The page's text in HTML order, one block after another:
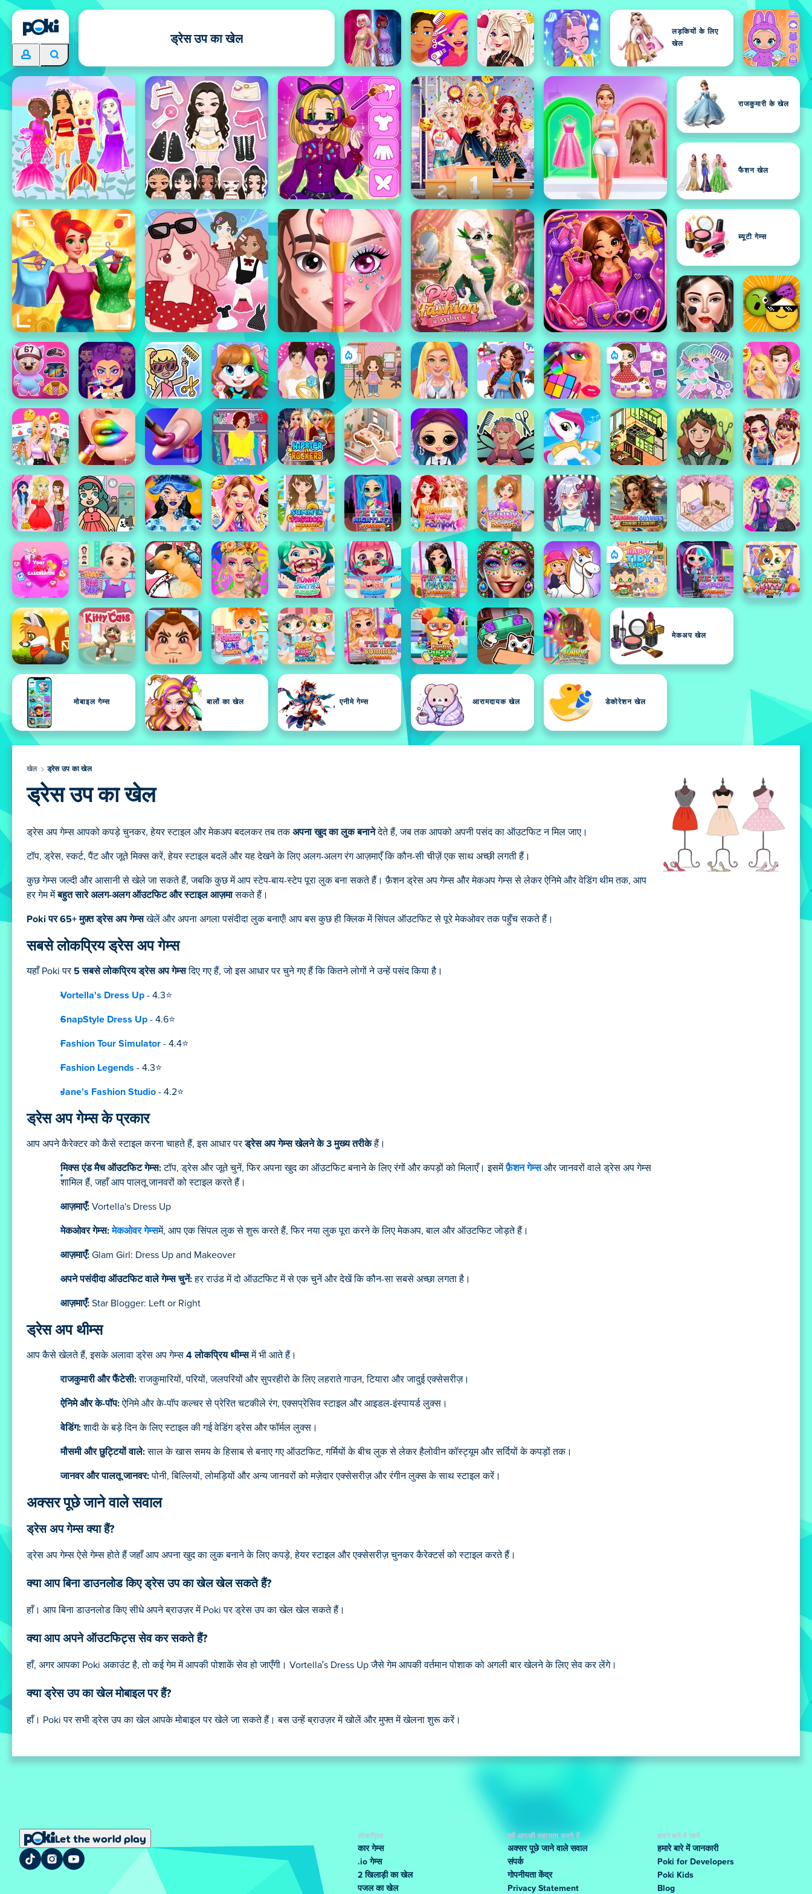
ड्रेस उप का खेल
लड़कियों के लिए
खेल
राजकुमारी के खेल
फैशन खेल
ब्यूटी गेम्स
मेकअप खेल
मोबाइल गेम्स बालों का खेल एनीमे गेम्स आरामदायक खेल डेकोरेशन खेल
खेल ड्रेस उप का खेल
ड्रेस उप का खेल
ड्रेस अप गेम्स आपको कपड़े चुनकर, हेयर स्टाइल और मेकअप बदलकर तब तकअपना खुद का लुक बनानेदेते हैं, जब तक आपको अपनी पसंद का ऑउटफिट न मिल जाए।
टॉप, ड्रेस, स्कर्ट, पैंट और जूते मिक्स करें, हेयर स्टाइल बदलें और यह देखने के लिए अलग-अलग रंग आज़माएँ कि कौन-सी चीज़ें एक साथ अच्छी लगती हैं।
कुछ गेम्स जल्दी और आसानी से खेले जा सकते हैं, जबकि कुछ में आप स्टेप-बाय-स्टेप पूरा लुक बना सकते हैं। फ़ैशन ड्रेस अप गेम्स और मेकअप गेम्स से लेकर ऐनिमे और वेडिंग थीम तक, आप
हर गेम मेंबहुत सारे अलग-अलग ऑउटफिट और स्टाइल आज़मासकते हैं।
Poki पर 65+ मुफ़्त ड्रेस अप गेम्सखेलें और अपना अगला पसंदीदा लुक बनाएँ! आप बस कुछ ही क्लिक में सिंपल ऑउटफिट से पूरे मेकओवर तक पहुँच सकते हैं।
सबसे लोकप्रिय ड्रेस अप गेम्स
यहाँ Poki पर 5 सबसे लोकप्रिय ड्रेस अप गेम्सदिए गए हैं, जो इस आधार पर चुने गए हैं कि कितने लोगों ने उन्हें पसंद किया है।
Vortella's Dress Up - 4.3⭐
SnapStyle Dress Up - 4.6⭐
Fashion Tour Simulator - 4.4⭐
Fashion Legends - 4.3⭐
Jane's Fashion Studio - 4.2⭐
ड्रेस अप गेम्स के प्रकार
आप अपने कैरेक्टर को कैसे स्टाइल करना चाहते हैं, इस आधार परड्रेस अप गेम्स खेलने के 3 मुख्य तरीकेहैं।
मिक्स एंड मैच ऑउटफिट गेम्स:टॉप, ड्रेस और जूते चुनें, फिर अपना खुद का ऑउटफिट बनाने के लिए रंगों और कपड़ों को मिलाएँ। इसमेंफ़ैशन गेम्सऔर जानवरों वाले ड्रेस अप गेम्स
शामिल हैं, जहाँ आप पालतू जानवरों को स्टाइल करते हैं।
आज़माएँ: Vortella's Dress Up
मेकओवर गेम्स: मेकओवर गेम्समें, आप एक सिंपल लुक से शुरू करते हैं, फिर नया लुक पूरा करने के लिए मेकअप, बाल और ऑउटफिट जोड़ते हैं।
आज़माएँ: Glam Girl: Dress Up and Makeover
अपने पसंदीदा ऑउटफिट वाले गेम्स चुनें:हर राउंड में दो ऑउटफिट में से एक चुनें और देखें कि कौन-सा सबसे अच्छा लगता है।
आज़माएँ: Star Blogger: Left or Right
ड्रेस अप थीम्स
आप कैसे खेलते हैं, इसके अलावा ड्रेस अप गेम्स 4 लोकप्रिय थीम्समें भी आते हैं।
राजकुमारी और फैंटेसी:राजकुमारियों, परियों, जलपरियों और सुपरहीरो के लिए लहराते गाउन, टियारा और जादुई एक्सेसरीज़।
ऐनिमे और के-पॉप:ऐनिमे और के-पॉप कल्चर से प्रेरित चटकीले रंग, एक्सप्रेसिव स्टाइल और आइडल-इंस्पायर्ड लुक्स।
वेडिंग:शादी के बड़े दिन के लिए स्टाइल की गई वेडिंग ड्रेस और फॉर्मल लुक्स।
मौसमी और छुट्टियों वाले:साल के खास समय के हिसाब से बनाए गए ऑउटफिट, गर्मियों के बीच लुक से लेकर हैलोवीन कॉस्ट्यूम और सर्दियों के कपड़ों तक।
जानवर और पालतू जानवर:पोनी, बिल्लियों, लोमड़ियों और अन्य जानवरों को मज़ेदार एक्सेसरीज़ और रंगीन लुक्स के साथ स्टाइल करें।
अक्सर पूछे जाने वाले सवाल
ड्रेस अप गेम्स क्या हैं?
ड्रेस अप गेम्स ऐसे गेम्स होते हैं जहाँ आप अपना खुद का लुक बनाने के लिए कपड़े, हेयर स्टाइल और एक्सेसरीज़ चुनकर कैरेक्टर्स को स्टाइल करते हैं।
क्या आप बिना डाउनलोड किए ड्रेस उप का खेल खेल सकते हैं?
हाँ। आप बिना डाउनलोड किए सीधे अपने ब्राउज़र में Poki पर ड्रेस उप का खेल खेल सकते हैं।
क्या आप अपने ऑउटफिट्स सेव कर सकते हैं?
हाँ, अगर आपका Poki अकाउंट है, तो कई गेम में आपकी पोशाकें सेव हो जाएँगी। Vortella’s Dress Up जैसे गेम आपकी वर्तमान पोशाक को अगली बार खेलने के लिए सेव कर लेंगे।
क्या ड्रेस उप का खेल मोबाइल पर हैं?
हाँ। Poki पर सभी ड्रेस उप का खेल आपके मोबाइल पर खेले जा सकते हैं। बस उन्हें ब्राउज़र में खोलें और मुफ्त में खेलना शुरू करें।
Let the world play
लोकप्रिय
कार गेम्स
.io गेम्स
2 खिलाड़ी का खेल
पजल का खेल
हमें आपकी सहायता करने दें
अक्सर पूछे जाने वाले सवाल
संपर्क
गोपनीयता केंद्र
Privacy Statement
हमारे बारे में जानें
हमारे बारे में जानकारी
Poki for Developers
Poki Kids
Blog